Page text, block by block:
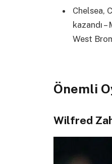
Chelsea,
kazandı
West
Önemli
Wilfred